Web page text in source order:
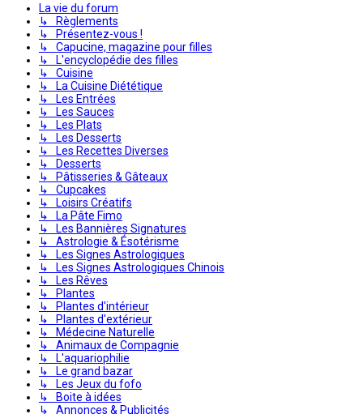
La vie du forum
↳ Règlements
↳ Présentez-vous !
↳ Capucine, magazine pour filles
↳ L'encyclopédie des filles
↳ Cuisine
↳ La Cuisine Diététique
↳ Les Entrées
↳ Les Sauces
↳ Les Plats
↳ Les Desserts
↳ Les Recettes Diverses
↳ Desserts
↳ Pâtisseries & Gâteaux
↳ Cupcakes
↳ Loisirs Créatifs
↳ La Pâte Fimo
↳ Les Bannières Signatures
↳ Astrologie & Ésotérisme
↳ Les Signes Astrologiques
↳ Les Signes Astrologiques Chinois
↳ Les Rêves
↳ Plantes
↳ Plantes d'intérieur
↳ Plantes d'extérieur
↳ Médecine Naturelle
↳ Animaux de Compagnie
↳ L'aquariophilie
↳ Le grand bazar
↳ Les Jeux du fofo
↳ Boite à idées
↳ Annonces & Publicités